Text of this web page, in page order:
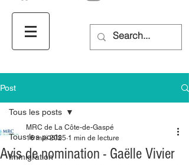
Post
Tous les posts
Immigration
Tous les posts
Avis de nomination - Gaëlle Vivier
MRC de La Côte-de-Gaspé
16 mai 2025 1 min de lecture